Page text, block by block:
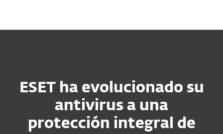
ESET ha evolucionado su
antivirus a una
protección integral de